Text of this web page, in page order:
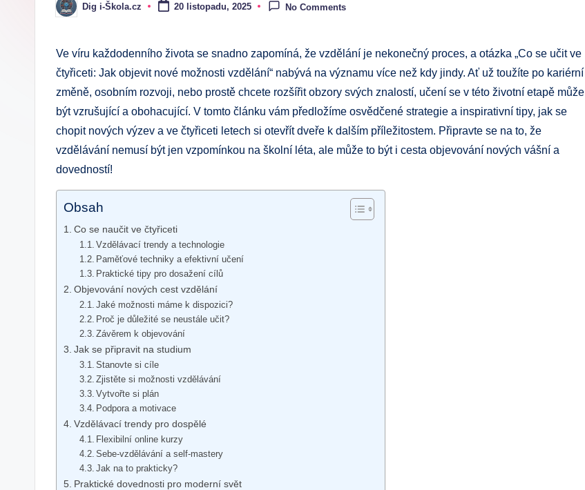
Posted
by
Dig i-Škola.cz 20 listopadu, 2025 No Comments
Ve víru každodenního života se snadno zapomíná, že vzdělání je nekonečný proces, a otázka „Co se učit ve
čtyřiceti: Jak objevit nové možnosti vzdělání“ nabývá na významu více než kdy jindy. Ať už toužíte po kariérní
změně, osobním rozvoji, nebo prostě chcete rozšířit obzory svých znalostí, učení se v této životní etapě může
být vzrušující a obohacující. V tomto článku vám předložíme osvědčené strategie a inspirativní tipy, jak se
chopit nových výzev a ve čtyřiceti letech si otevřít dveře k dalším příležitostem. Připravte se na to, že
vzdělávání nemusí být jen vzpomínkou na školní léta, ale může to být i cesta objevování nových vášní a
dovedností!
Obsah
Co se naučit ve čtyřiceti
Vzdělávací trendy a technologie
Paměťové techniky a efektivní učení
Praktické tipy pro dosažení cílů
Objevování nových cest vzdělání
Jaké možnosti máme k dispozici?
Proč je důležité se neustále učit?
Závěrem k objevování
Jak se připravit na studium
Stanovte si cíle
Zjistěte si možnosti vzdělávání
Vytvořte si plán
Podpora a motivace
Vzdělávací trendy pro dospělé
Flexibilní online kurzy
Sebe-vzdělávání a self-mastery
Jak na to prakticky?
Praktické dovednosti pro moderní svět